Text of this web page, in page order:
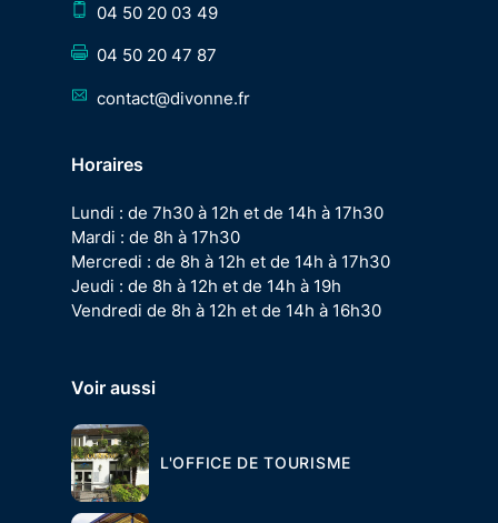
04 50 20 03 49
04 50 20 47 87
contact@divonne.fr
Horaires
Lundi : de 7h30 à 12h et de 14h à 17h30
Mardi : de 8h à 17h30
Mercredi : de 8h à 12h et de 14h à 17h30
Jeudi : de 8h à 12h et de 14h à 19h
Vendredi de 8h à 12h et de 14h à 16h30
Voir aussi
L'OFFICE DE TOURISME